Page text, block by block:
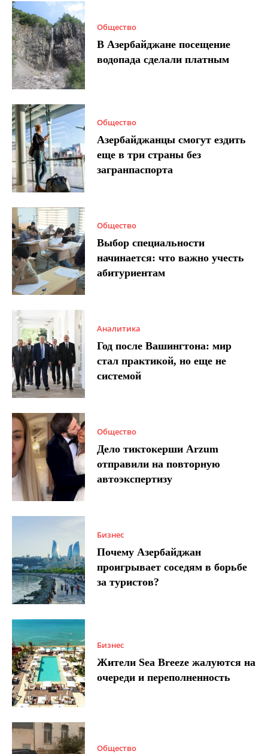
Общество
В Азербайджане посещение
водопада сделали платным
Общество
Азербайджанцы смогут ездить
еще в три страны без
загранпаспорта
Общество
Выбор специальности
начинается: что важно учесть
абитуриентам
Аналитика
Год после Вашингтона: мир
стал практикой, но еще не
системой
Общество
Дело тиктокерши Arzum
отправили на повторную
автоэкспертизу
Бизнес
Почему Азербайджан
проигрывает соседям в борьбе
за туристов?
Бизнес
Жители Sea Breeze жалуются на
очереди и переполненность
Общество